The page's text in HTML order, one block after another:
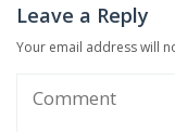
Leave a Reply
Your email address will